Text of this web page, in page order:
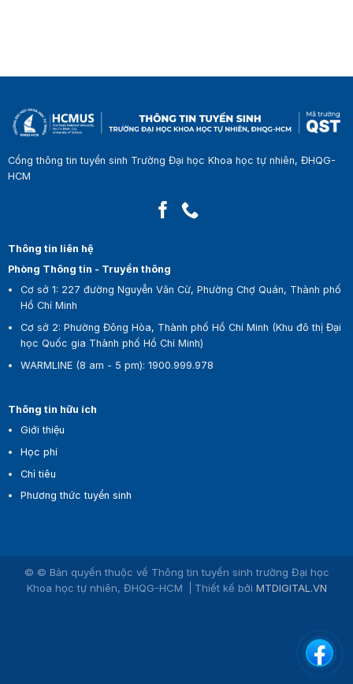
Cổng thông tin tuyển sinh Trường Đại học Khoa học tự nhiên, ĐHQG-
HCM
Thông tin liên hệ
Phòng Thông tin - Truyền thông
Cơ sở 1: 227 đường Nguyễn Văn Cừ, Phường Chợ Quán, Thành phố
Hồ Chí Minh
Cơ sở 2: Phường Đông Hòa, Thành phố Hồ Chí Minh (Khu đô thị Đại
học Quốc gia Thành phố Hồ Chí Minh)
WARMLINE (8 am - 5 pm):1900.999.978
Thông tin hữu ích
Giới thiệu
Học phí
Chỉ tiêu
Phương thức tuyển sinh
© © Bản quyền thuộc về Thông tin tuyển sinh trường Đại học
Khoa học tự nhiên, ĐHQG-HCM
Thiết kế bởi MTDIGITAL.VN